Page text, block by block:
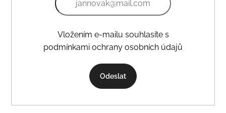
podmínkami ochrany osobních údajů
Odeslat